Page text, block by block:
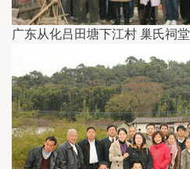
广东从化吕田塘下江村 巢氏祠堂